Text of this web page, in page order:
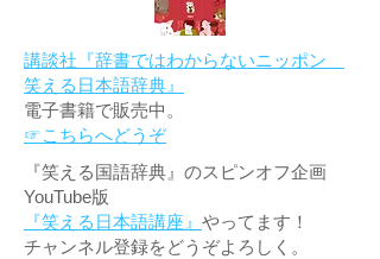
講談社『辞書ではわからないニッポン
笑える日本語辞典』
電子書籍で販売中。
☞こちらへどうぞ
『笑える国語辞典』のスピンオフ企画
YouTube版
『笑える日本語講座』 やってます！
チャンネル登録をどうぞよろしく。